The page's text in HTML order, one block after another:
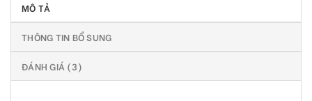
MÔ TẢ
THÔNG TIN BỔ SUNG
ĐÁNH GIÁ (3)